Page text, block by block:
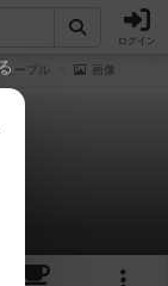
ログイン
ープル 画像